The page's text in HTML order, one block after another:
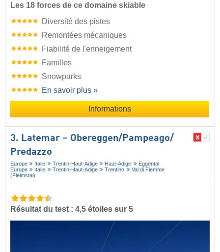
Les 18 forces de ce domaine skiable
Diversité des pistes
Remontées mécaniques
Fiabilité de l'enneigement
Familles
Snowparks
En savoir plus »
Informations
3. Latemar – Obereggen/​Pampeago/​
Predazzo
Europe Italie Trentin-Haut-Adige Haut-Adige
Eggental
Europe
Italie Trentin-Haut-Adige Trentino
Val di Fiemme
(Fleimstal)
Résultat du test : 4,5 étoiles sur 5